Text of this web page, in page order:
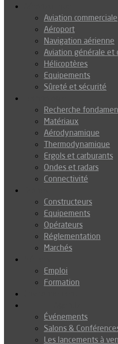
Aviation commerciale
Aéroport
Navigation aérienne
Aviation générale et
Hélicoptères
Equipements
Sûreté et sécurité
Recherche
Matériaux
Aérodynamique
Thermodynamique
Ergols et carburants
Ondes et radars
Connectivité
Constructeurs
Equipements
Opérateurs
Réglementation
Marchés
Emploi
Formation
Événements
Salons &
Les lancements à